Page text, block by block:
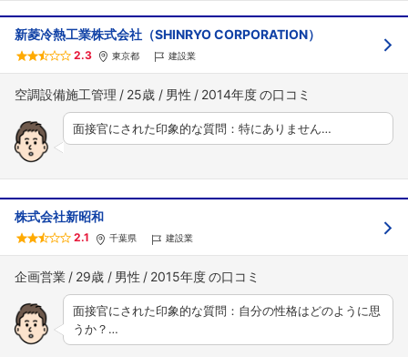
新菱冷熱工業株式会社（SHINRYO CORPORATION）
2.3 東京都 建設業
空調設備施工管理 25歳 男性 2014年度
面接官にされた印象的な質問：特にありません…
株式会社新昭和
2.1 千葉県 建設業
企画営業 29歳 男性 2015年度
面接官にされた印象的な質問：自分の性格はどのように思
うか？…